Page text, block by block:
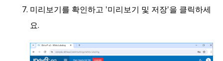
미리보기를 확인하고 '미리보기 및 저장'을 클릭하세
요.